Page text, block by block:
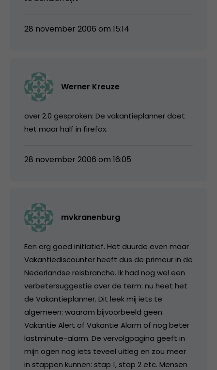
28 november 2006 om 15:14
Werner Kreuze
over 2.0 gesproken: De vakantieplanner doet
het maar half in firefox.
28 november 2006 om 16:05
mvkranenburg
Een erg goed initiatief. Het duurde even maar
Vakantiediscounter heeft dus de primeur in de
Nederlandse reisbranche. Ik had nog wel een
verbetersuggestie over de term: nu heet het
de Vakantieplanner. Dit leek mij iets te
algemeen: waarom bijvoorbeeld geen
Vakantie Alert of Vakantie Alarm of nog beter
lastminute-alarm. De vervolgpagina geeft in
mijn ogen nog iets teveel uitleg en zou meer
in stappen kunnen: stap 1, stap 2 etc. Mensen